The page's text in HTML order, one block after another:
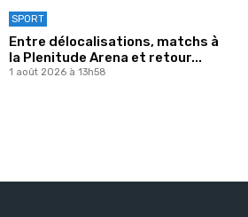
SPORT
Entre délocalisations, matchs à
la Plenitude Arena et retour...
1 août 2026 à 13h58